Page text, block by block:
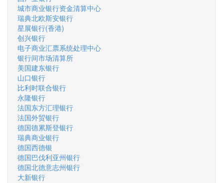
城市商业银行资金清算中心
瑞典北欧斯安银行
星展银行(香港)
创兴银行
电子商业汇票系统处理中心
银行间市场清算所
美国建东银行
山口银行
比利时联合银行
永隆银行
法国东方汇理银行
法国外贸银行
德国德累斯登银行
瑞典商业银行
德国西德银
德国巴伐利亚州银行
德国北德意志州银行
大新银行